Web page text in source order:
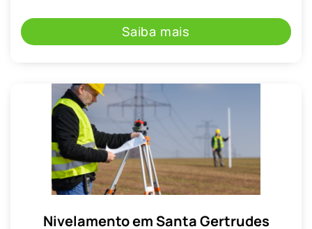
Saiba mais
Nivelamento em Santa Gertrudes